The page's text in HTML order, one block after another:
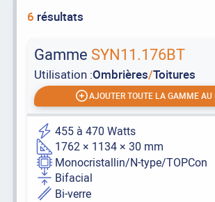
6 résultats
Gamme SYN11.176BT
Utilisation :Ombrières/Toitures
AJOUTER TOUTE LA GAMME AU
455 à 470 Watts
1762 × 1134 × 30 mm
Monocristallin/N-type/TOPCon
Bifacial
Bi-verre